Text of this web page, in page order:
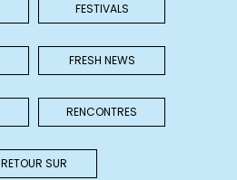
FESTIVALS
FRESH NEWS
RENCONTRES
RETOUR SUR